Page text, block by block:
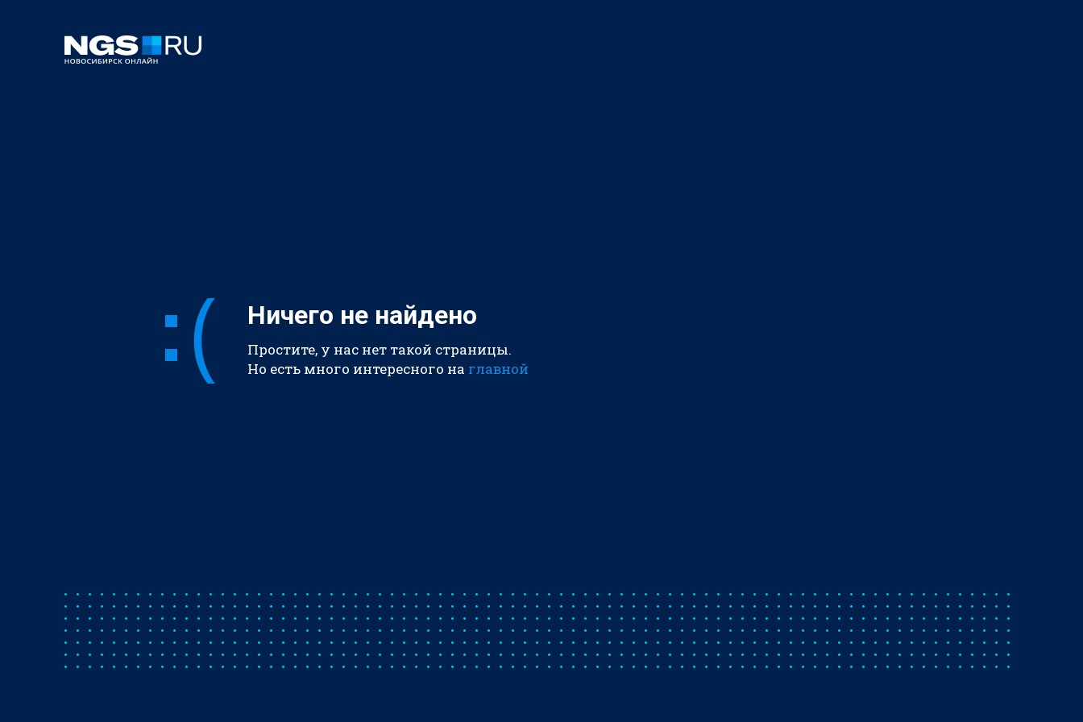
Ничего не найдено
Простите, у нас нет такой страницы.
Но есть много интересного на главной